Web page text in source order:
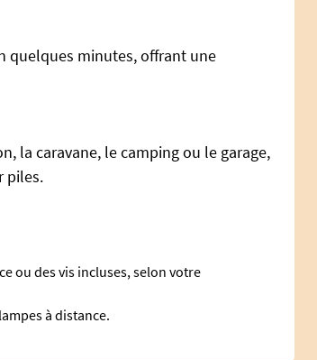
quelques minutes, offrant une
la caravane, le camping ou le garage,
piles.
ou des vis incluses, selon votre
à distance.